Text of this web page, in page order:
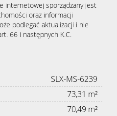
internetowej sporządzany jest
oraz informacji
podlegać aktualizacji i nie
66 i następnych K.C.
SLX-MS-6239
73,31 m²
70,49 m²